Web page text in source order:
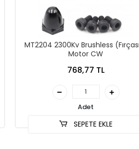
MT2204 2300Kv Brushless
Motor CW
768,77 TL
Adet
SEPETE EKLE